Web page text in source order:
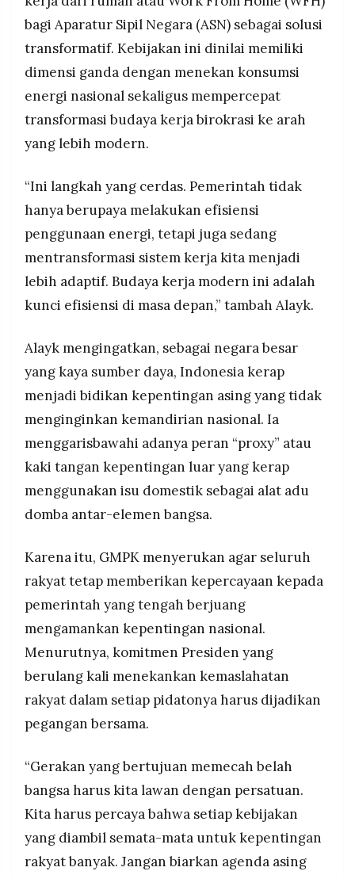
bagi Aparatur Sipil Negara (ASN) sebagai solusi
transformatif. Kebijakan ini dinilai memiliki
dimensi ganda dengan menekan konsumsi
energi nasional sekaligus mempercepat
transformasi budaya kerja birokrasi ke arah
yang lebih modern.
“Ini langkah yang cerdas. Pemerintah tidak
hanya berupaya melakukan efisiensi
penggunaan energi, tetapi juga sedang
mentransformasi sistem kerja kita menjadi
lebih adaptif. Budaya kerja modern ini adalah
kunci efisiensi di masa depan,” tambah Alayk.
Alayk mengingatkan, sebagai negara besar
yang kaya sumber daya, Indonesia kerap
menjadi bidikan kepentingan asing yang tidak
menginginkan kemandirian nasional. Ia
menggarisbawahi adanya peran “proxy” atau
kaki tangan kepentingan luar yang kerap
menggunakan isu domestik sebagai alat adu
domba antar-elemen bangsa.
Karena itu, GMPK menyerukan agar seluruh
rakyat tetap memberikan kepercayaan kepada
pemerintah yang tengah berjuang
mengamankan kepentingan nasional.
Menurutnya, komitmen Presiden yang
berulang kali menekankan kemaslahatan
rakyat dalam setiap pidatonya harus dijadikan
pegangan bersama.
“Gerakan yang bertujuan memecah belah
bangsa harus kita lawan dengan persatuan.
Kita harus percaya bahwa setiap kebijakan
yang diambil semata-mata untuk kepentingan
rakyat banyak. Jangan biarkan agenda asing